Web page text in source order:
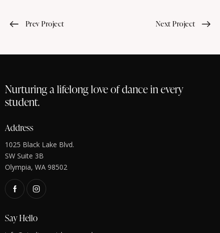
Prev Project Next Project
Nurturing a lifelong love of dance in every
student.
Address
1025 Black Lake Blvd.
SW Suite 3B
Olympia, WA 98502
Say Hello